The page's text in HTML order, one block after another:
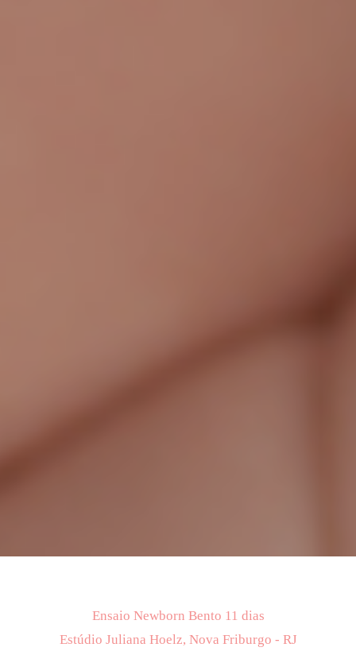
Ensaio Newborn Bento 11 dias
Estúdio Juliana Hoelz, Nova Friburgo - RJ